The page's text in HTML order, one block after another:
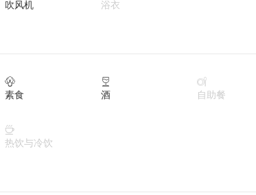
吹风机 浴衣

素食

酒

自助餐

热饮与冷饮